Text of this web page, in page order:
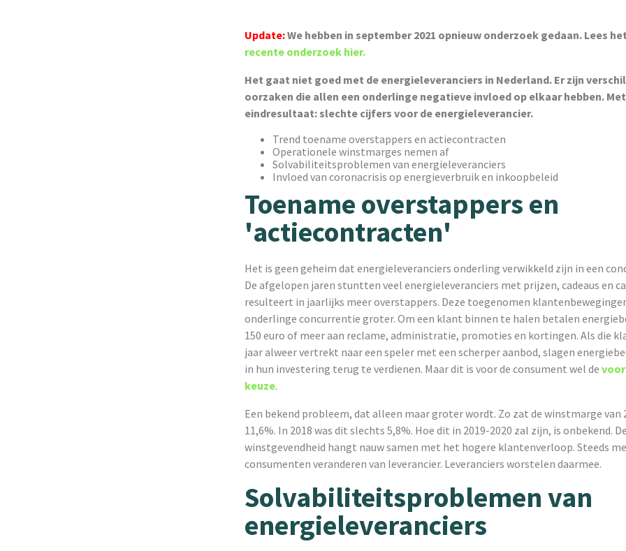
Update:We hebben in september 2021 opnieuw onderzoek gedaan. Lees
recente onderzoek hier.
Het gaat niet goed met de energieleveranciers in Nederland. Er zijn
oorzaken die allen een onderlinge negatieve invloed op elkaar hebben.
eindresultaat: slechte cijfers voor de energieleverancier.
Trend toename overstappers en actiecontracten
Operationele winstmarges nemen af
Solvabiliteitsproblemen van energieleveranciers
Invloed van coronacrisis op energieverbruik en inkoopbeleid
Toename overstappers en
'actiecontracten'
Het is geen geheim dat energieleveranciers onderling verwikkeld zijn in een
De afgelopen jaren stuntten veel energieleveranciers met prijzen, cadeaus en
resulteert in jaarlijks meer overstappers. Deze toegenomen
onderlinge concurrentie groter. Om een klant binnen te halen betalen
150 euro of meer aan reclame, administratie, promoties en kortingen. Als die
jaar alweer vertrekt naar een speler met een scherper aanbod, slagen
in hun investering terug te verdienen. Maar dit is voor de consument wel de
keuze.
Een bekend probleem, dat alleen maar groter wordt. Zo zat de winstmarge van
11,6%. In 2018 was dit slechts 5,8%. Hoe dit in 2019-2020 zal zijn, is onbekend.
winstgevendheid hangt nauw samen met het hogere klantenverloop. Steeds
consumenten veranderen van leverancier. Leveranciers worstelen daarmee.
Solvabiliteitsproblemen van
energieleveranciers